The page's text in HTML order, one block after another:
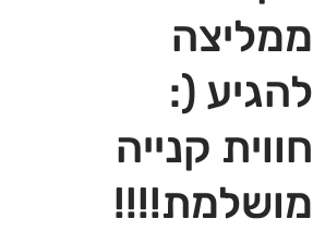
ממליצה
להגיע (:
חווית קנייה
מושלמת!!!!